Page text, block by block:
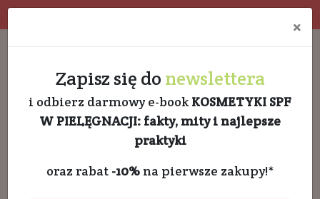
×
Zapisz się do newslettera
i odbierz darmowy e-book KOSMETYKI SPF
W PIELĘGNACJI: fakty, mity i najlepsze
praktyki
oraz rabat -10%na pierwsze zakupy!*